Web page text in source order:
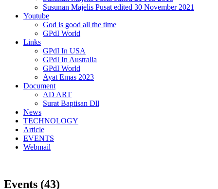
Susunan Majelis Pusat edited 30 November 2021
Youtube
God is good all the time
GPdI World
Links
GPdI In USA
GPdI In Australia
GPdI World
Ayat Emas 2023
Document
AD ART
Surat Baptisan Dll
News
TECHNOLOGY
Article
EVENTS
Webmail
Events (43)